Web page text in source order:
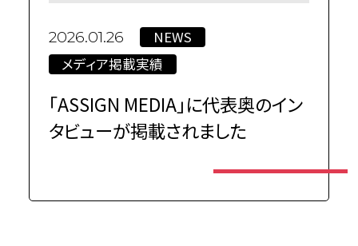
2026.01.26
NEWS
メディア掲載実績
「ASSIGN MEDIA」に代表奥のイン
タビューが掲載されました